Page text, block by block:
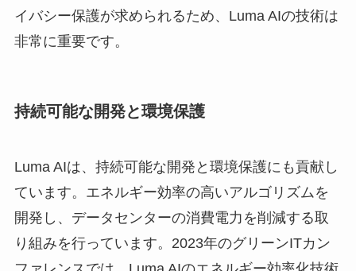
イバシー保護が求められるため、Luma AIの技術は
非常に重要です。
持続可能な開発と環境保護
Luma AIは、持続可能な開発と環境保護にも貢献し
ています。エネルギー効率の高いアルゴリズムを
開発し、データセンターの消費電力を削減する取
り組みを行っています。2023年のグリーンITカン